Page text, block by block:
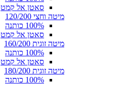
סאטן אל קמט
מיטה וחצי 120/200
100% כותנה
סאטן אל קמט
מיטה זוגית 160/200
100% כותנה
סאטן אל קמט
מיטה זוגית 180/200
100% כותנה